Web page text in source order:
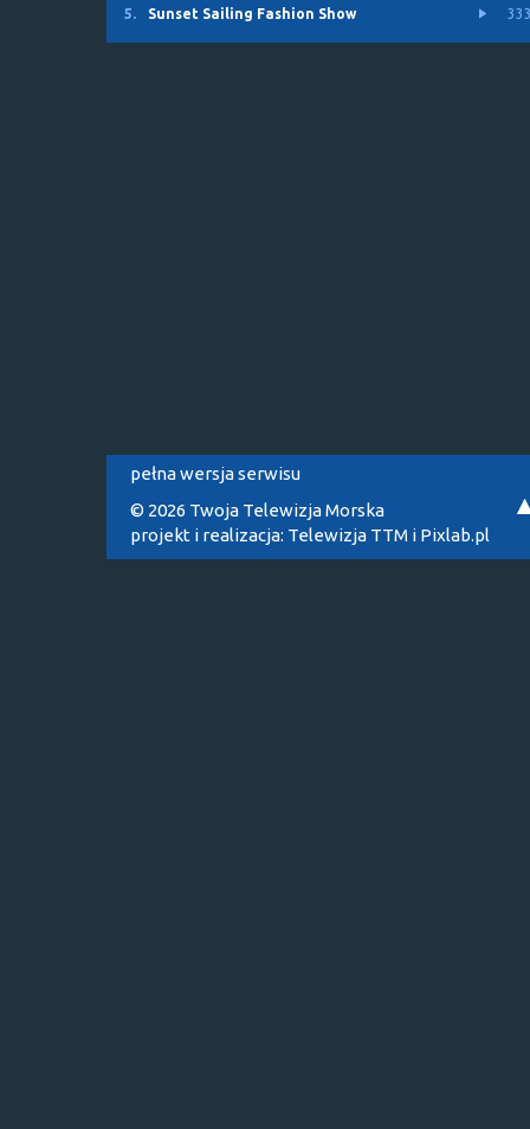
5.
Sunset Sailing Fashion Show
pełna wersja serwisu
© 2026 Twoja Telewizja Morska
projekt i realizacja: Telewizja TTM i Pixlab.pl